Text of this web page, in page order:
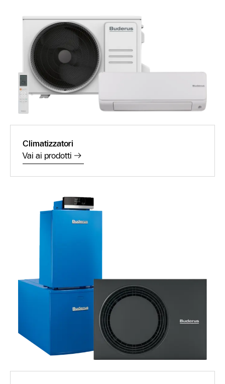
Climatizzatori
Vai ai prodotti